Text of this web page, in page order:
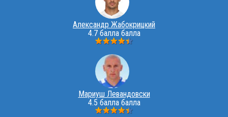
Александр Жабокрицкий
4.7 балла балла
Мариуш Левандовски
4.5 балла балла